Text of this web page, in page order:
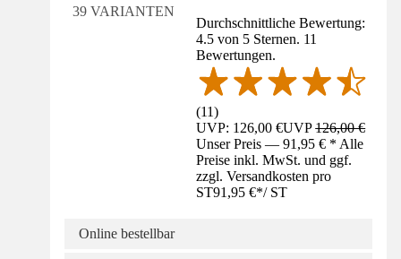
39 VARIANTEN
Durchschnittliche Bewertung:
4.5 von 5 Sternen. 11
Bewertungen.
(11)
UVP: 126,00 €UVP126,00 €
Unser Preis — 91,95 € * Alle
Preise inkl. MwSt. und ggf.
zzgl. Versandkosten pro
ST91,95 €*/ ST
Online bestellbar